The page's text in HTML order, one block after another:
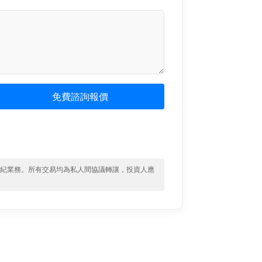
免費諮詢報價
業務。所有交易均為私人間協議轉讓，投資人應